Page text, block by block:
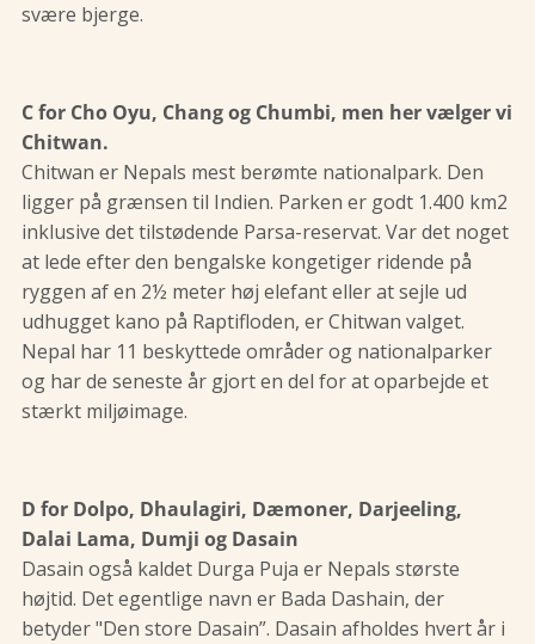
svære bjerge.
C for Cho Oyu, Chang og Chumbi, men her vælger vi
Chitwan.
Chitwan er Nepals mest berømte nationalpark. Den
ligger på grænsen til Indien. Parken er godt 1.400 km2
inklusive det tilstødende Parsa-reservat. Var det noget
at lede efter den bengalske kongetiger ridende på
ryggen af en 2½ meter høj elefant eller at sejle ud
udhugget kano på Raptifloden, er Chitwan valget.
Nepal har 11 beskyttede områder og nationalparker
og har de seneste år gjort en del for at oparbejde et
stærkt miljøimage.
D for Dolpo, Dhaulagiri, Dæmoner, Darjeeling,
Dalai Lama, Dumji og Dasain
Dasain også kaldet Durga Puja er Nepals største
højtid. Det egentlige navn er Bada Dashain, der
betyder "Den store Dasain”. Dasain afholdes hvert år i